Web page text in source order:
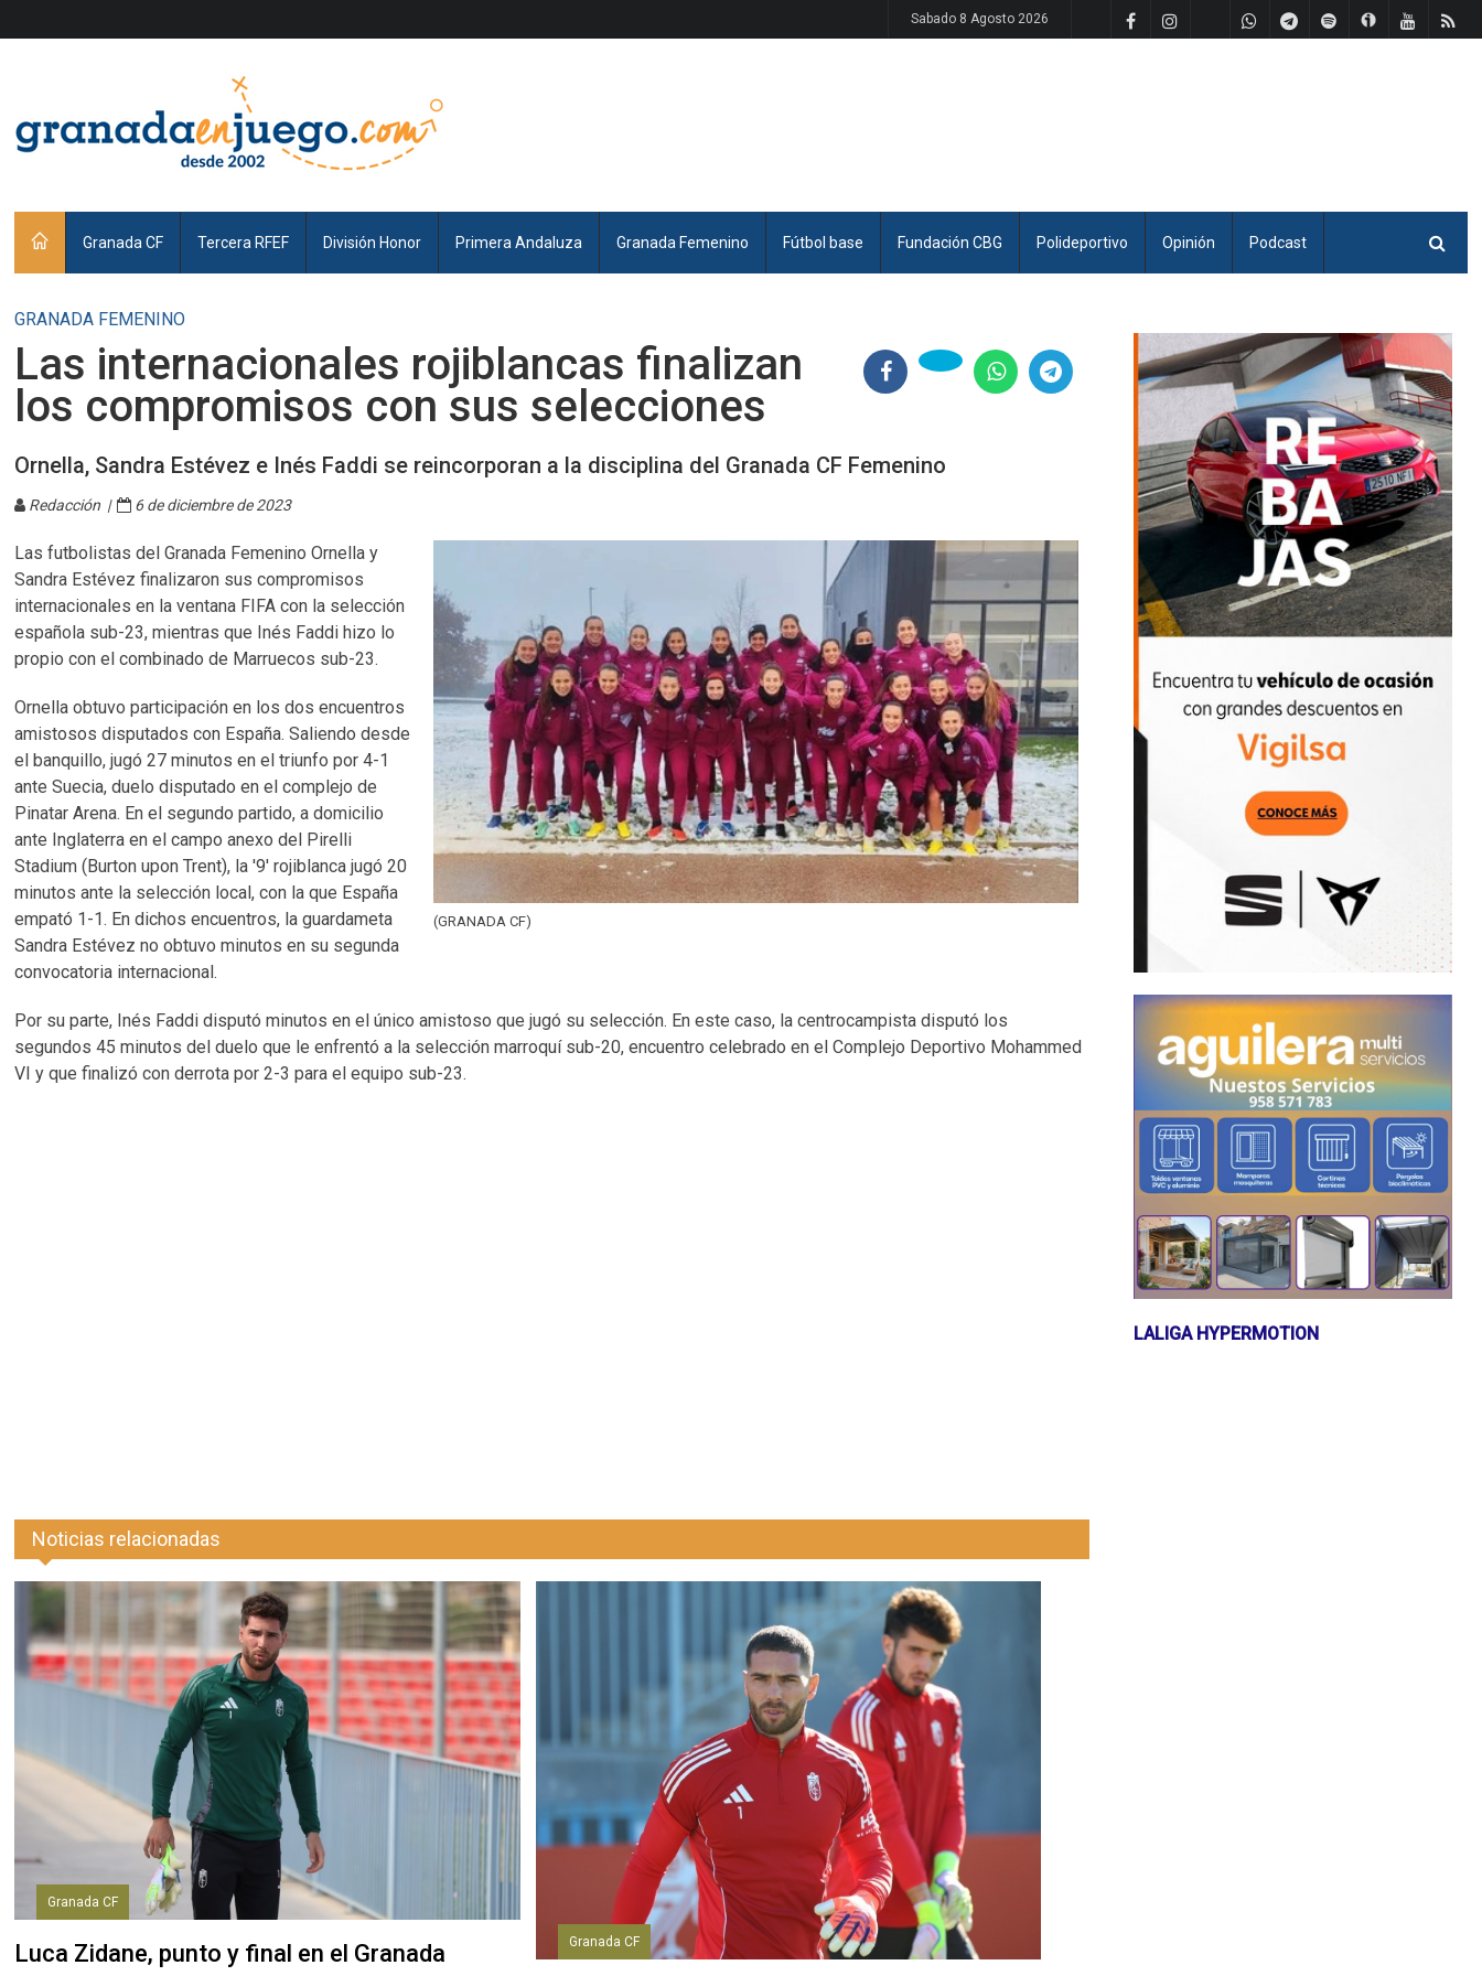
Sabado 8 Agosto 2026
Granada CF Tercera RFEF División Honor Primera Andaluza Granada Femenino Fútbol base Fundación CBG Polideportivo Opinión Podcast
GRANADA FEMENINO
Las internacionales rojiblancas finalizan
los compromisos con sus selecciones
Ornella, Sandra Estévez e Inés Faddi se reincorporan a la disciplina del Granada CF Femenino
Redacción | 6 de diciembre de 2023
(GRANADA CF)
Las futbolistas del Granada Femenino Ornella y
Sandra Estévez finalizaron sus compromisos
internacionales en la ventana FIFA con la selección
española sub-23, mientras que Inés Faddi hizo lo
propio con el combinado de Marruecos sub-23.
Ornella obtuvo participación en los dos encuentros
amistosos disputados con España. Saliendo desde
el banquillo, jugó 27 minutos en el triunfo por 4-1
ante Suecia, duelo disputado en el complejo de
Pinatar Arena. En el segundo partido, a domicilio
ante Inglaterra en el campo anexo del Pirelli
Stadium (Burton upon Trent), la '9' rojiblanca jugó 20
minutos ante la selección local, con la que España
empató 1-1. En dichos encuentros, la guardameta
Sandra Estévez no obtuvo minutos en su segunda
convocatoria internacional.
Por su parte, Inés Faddi disputó minutos en el único amistoso que jugó su selección. En este caso, la centrocampista disputó los
segundos 45 minutos del duelo que le enfrentó a la selección marroquí sub-20, encuentro celebrado en el Complejo Deportivo Mohammed
VI y que finalizó con derrota por 2-3 para el equipo sub-23.
Noticias relacionadas
Granada CF
Luca Zidane, punto y final en el Granada Granada CF
LALIGA HYPERMOTION